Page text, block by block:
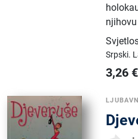
Srpski.
3,26 €